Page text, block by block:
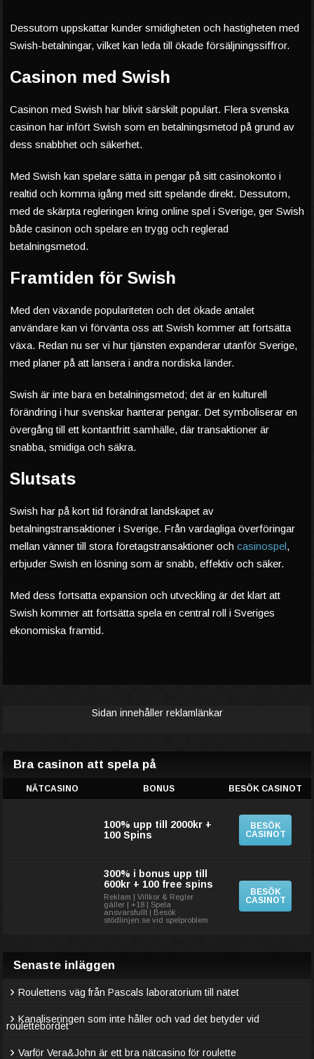
Dessutom uppskattar kunder smidigheten och hastigheten med
Swish-betalningar, vilket kan leda till ökade försäljningssiffror.
Casinon med Swish
Casinon med Swish har blivit särskilt populärt. Flera svenska
casinon har infört Swish som en betalningsmetod på grund av
dess snabbhet och säkerhet.
Med Swish kan spelare sätta in pengar på sitt casinokonto i
realtid och komma igång med sitt spelande direkt. Dessutom,
med de skärpta regleringen kring online spel i Sverige, ger Swish
både casinon och spelare en trygg och reglerad
betalningsmetod.
Framtiden för Swish
Med den växande populariteten och det ökade antalet
användare kan vi förvänta oss att Swish kommer att fortsätta
växa. Redan nu ser vi hur tjänsten expanderar utanför Sverige,
med planer på att lansera i andra nordiska länder.
Swish är inte bara en betalningsmetod; det är en kulturell
förändring i hur svenskar hanterar pengar. Det symboliserar en
övergång till ett kontantfritt samhälle, där transaktioner är
snabba, smidiga och säkra.
Slutsats
Swish har på kort tid förändrat landskapet av
betalningstransaktioner i Sverige. Från vardagliga överföringar
mellan vänner till stora företagstransaktioner och casinospel,
erbjuder Swish en lösning som är snabb, effektiv och säker.
Med dess fortsatta expansion och utveckling är det klart att
Swish kommer att fortsätta spela en central roll i Sveriges
ekonomiska framtid.
Sidan innehåller reklamlänkar
Bra casinon att spela på
NÄTCASINO BONUS BESÖK CASINOT
100% upp till 2000kr +
100 Spins
BESÖK
CASINOT
300% i bonus upp till
600kr + 100 free spins
Reklam | Villkor & Regler
gäller | +18 | Spela
ansvarsfullt | Besök
stödlinjen.se vid spelproblem
BESÖK
CASINOT
Senaste inläggen
Roulettens väg från Pascals laboratorium till nätet
Kanaliseringen som inte håller och vad det betyder vid
roulettebordet
Varför Vera&John är ett bra nätcasino för roulette